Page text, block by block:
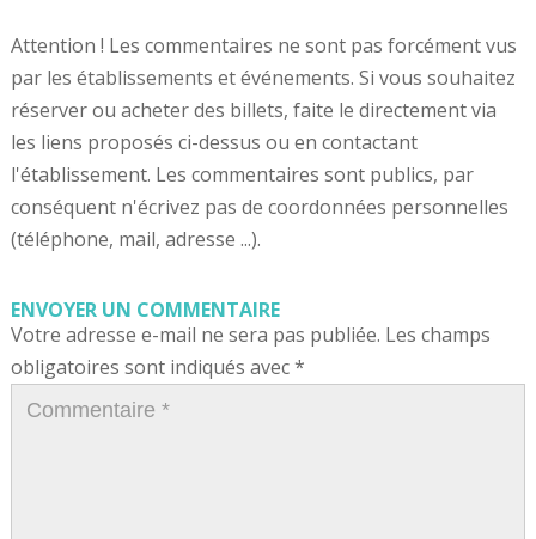
Attention ! Les commentaires ne sont pas forcément vus
par les établissements et événements. Si vous souhaitez
réserver ou acheter des billets, faite le directement via
les liens proposés ci-dessus ou en contactant
l'établissement. Les commentaires sont publics, par
conséquent n'écrivez pas de coordonnées personnelles
(téléphone, mail, adresse ...).
ENVOYER UN COMMENTAIRE
Votre adresse e-mail ne sera pas publiée. Les champs
obligatoires sont indiqués avec*